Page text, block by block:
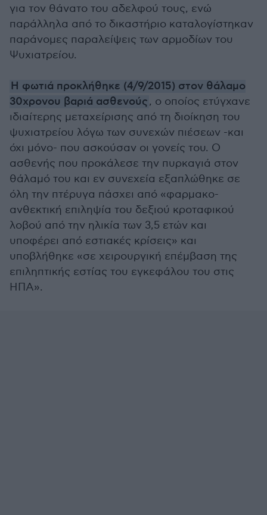
για τον θάνατο του αδελφού τους, ενώ
παράλληλα από το δικαστήριο καταλογίστηκαν
παράνομες παραλείψεις των αρμοδίων του
Ψυχιατρείου.
Η φωτιά προκλήθηκε (4/9/2015) στον θάλαμο
30χρονου βαριά ασθενούς, ο οποίος ετύγχανε
ιδιαίτερης μεταχείρισης από τη διοίκηση του
ψυχιατρείου λόγω των συνεχών πιέσεων -και
όχι μόνο- που ασκούσαν οι γονείς του. Ο
ασθενής που προκάλεσε την πυρκαγιά στον
θάλαμό του και εν συνεχεία εξαπλώθηκε σε
όλη την πτέρυγα πάσχει από «φαρμακο-
ανθεκτική επιληψία του δεξιού κροταφικού
λοβού από την ηλικία των 3,5 ετών και
υποφέρει από εστιακές κρίσεις» και
υποβλήθηκε «σε χειρουργική επέμβαση της
επιληπτικής εστίας του εγκεφάλου του στις
ΗΠΑ».